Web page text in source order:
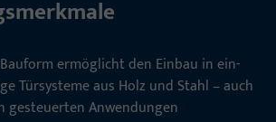
ermöglicht den Einbau in ein-
Türsysteme aus Holz und Stahl – auch
gesteuerten Anwendungen